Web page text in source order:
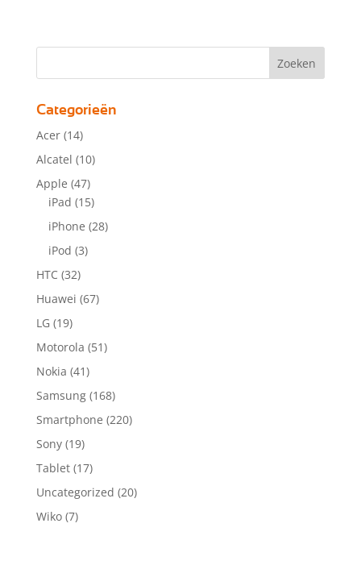
Categorieën
Acer (14)
Alcatel (10)
Apple (47)
iPad (15)
iPhone (28)
iPod (3)
HTC (32)
Huawei (67)
LG (19)
Motorola (51)
Nokia (41)
Samsung (168)
Smartphone (220)
Sony (19)
Tablet (17)
Uncategorized (20)
Wiko (7)